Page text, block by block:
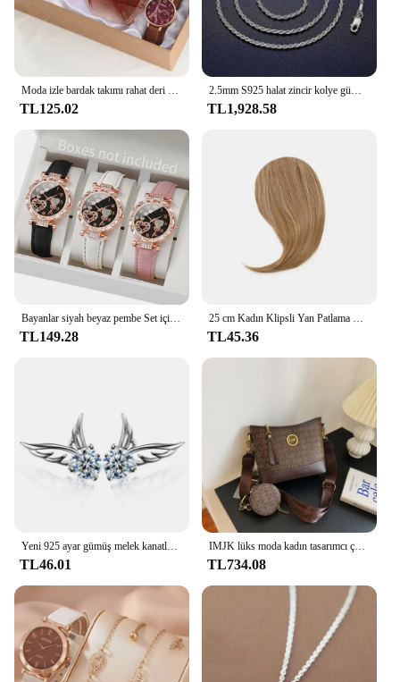
Moda izle bardak takımı rahat deri kemer saatler kadınlar basit güneş gözlüğü bayanlar demir kule arama kuvars kol elbise C
TL125.02
2.5mm S925 halat zincir kolye gümüş asla Fade su geçirmez gerdanlık erkekler kadınlar takı gümüş renk zincirler hediye
TL1,928.58
Bayanlar siyah beyaz pembe Set için 3 adet/takım kadın moda deri kayış kalp şeklinde arama Quartz saat
TL149.28
25 cm Kadın Klipsli Yan Patlama Doğal Kalın Mat Alın Saç Uzantıları Patlama Siyah Kahverengi Sarışın Patlama Saçak Peruk Hairpieces
TL45.36
Yeni 925 ayar gümüş melek kanatları zirkon saplama küpe kadınlar için lüks tasarımcı takı en çok satan GaaBou
TL46.01
IMJK lüks moda kadın tasarımcı çantası el çantaları omuz messenger eğimli omuzdan askili çanta akşam çanta kare çanta
TL734.08